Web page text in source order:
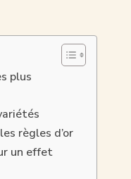
plus
règles d’or
un effet